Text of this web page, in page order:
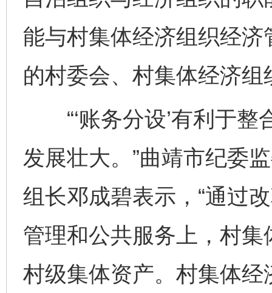
能与村集体经济组织经
的村委会、村集体经济
“‘账务分设’有利于整
发展壮大。”曲靖市纪委
组长邓成碧表示，“通过
管理和公共服务上，村
村级集体资产。村集体